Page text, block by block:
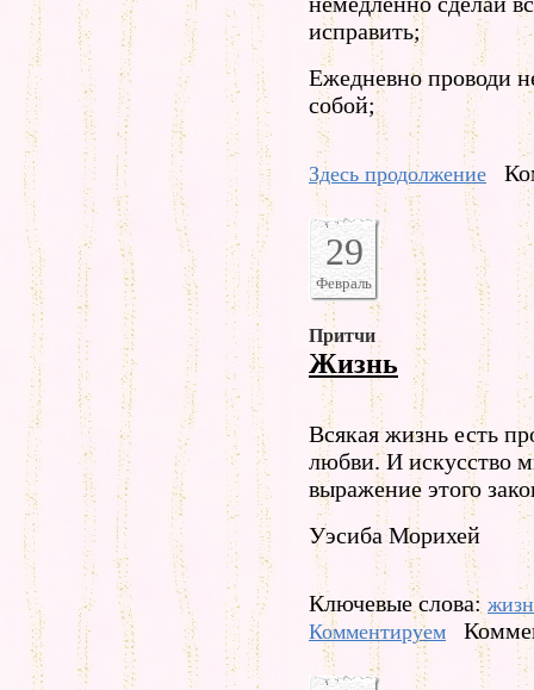
исправить;
Ежедневно проводи
собой;
Здесь продолжение
29
Февраль
Притчи
Жизнь
Всякая жизнь есть
любви. И искусство
выражение этого
Уэсиба Морихей
Ключевые слова:
Комментируем